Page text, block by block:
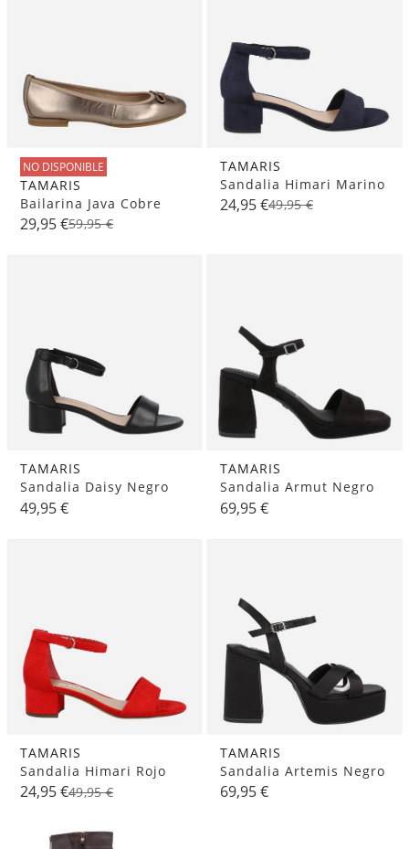
NO DISPONIBLE
TAMARIS
Bailarina Java Cobre
29,95 €59,95 €
TAMARIS
Sandalia Himari Marino
24,95 €49,95 €
TAMARIS
Sandalia Daisy Negro
49,95 €
TAMARIS
Sandalia Armut Negro
69,95 €
TAMARIS
Sandalia Himari Rojo
24,95 €49,95 €
TAMARIS
Sandalia Artemis Negro
69,95 €